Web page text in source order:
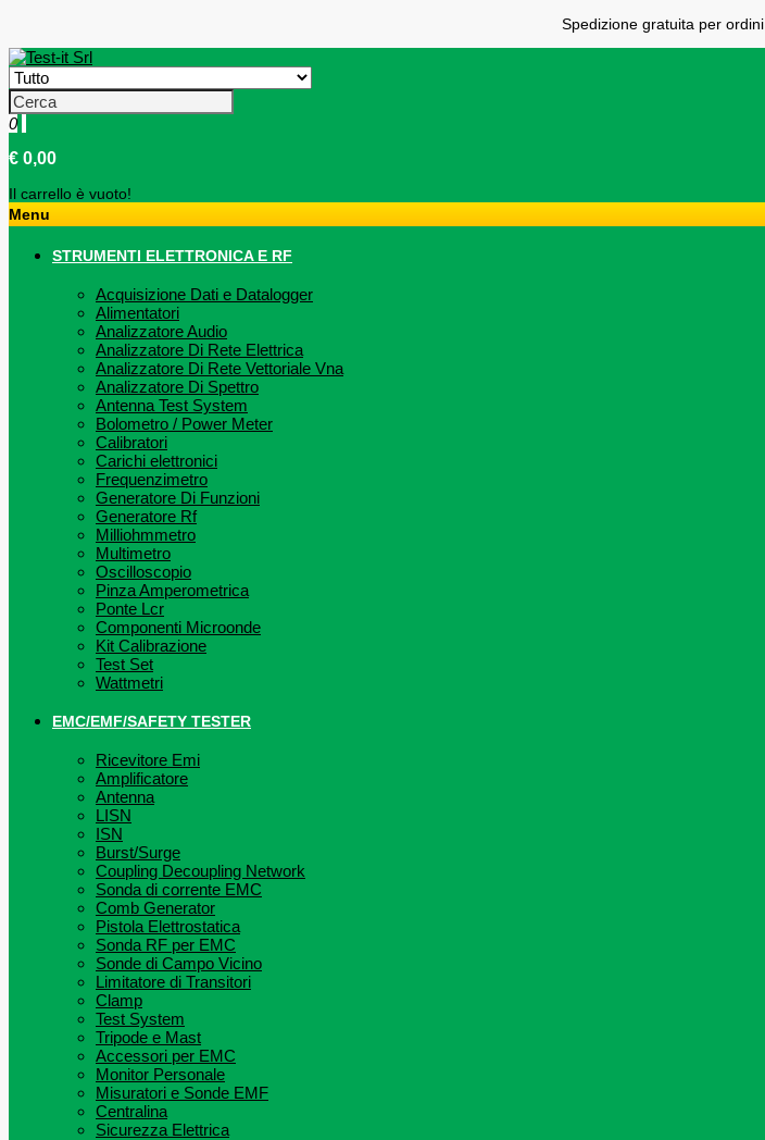
Spedizione gratuita per ordini
0
€ 0,00
Il carrello è vuoto!
Menu
STRUMENTI ELETTRONICA E RF
Acquisizione Dati e Datalogger
Alimentatori
Analizzatore Audio
Analizzatore Di Rete Elettrica
Analizzatore Di Rete Vettoriale Vna
Analizzatore Di Spettro
Antenna Test System
Bolometro / Power Meter
Calibratori
Carichi elettronici
Frequenzimetro
Generatore Di Funzioni
Generatore Rf
Milliohmmetro
Multimetro
Oscilloscopio
Pinza Amperometrica
Ponte Lcr
Componenti Microonde
Kit Calibrazione
Test Set
Wattmetri
EMC/EMF/SAFETY TESTER
Ricevitore Emi
Amplificatore
Antenna
LISN
ISN
Burst/Surge
Coupling Decoupling Network
Sonda di corrente EMC
Comb Generator
Pistola Elettrostatica
Sonda RF per EMC
Sonde di Campo Vicino
Limitatore di Transitori
Clamp
Test System
Tripode e Mast
Accessori per EMC
Monitor Personale
Misuratori e Sonde EMF
Centralina
Sicurezza Elettrica